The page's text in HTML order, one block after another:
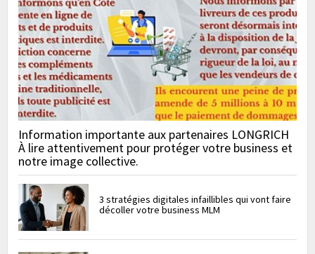
Information importante aux partenaires LONGRICH
À lire attentivement pour protéger votre business et
notre image collective.
3 stratégies digitales infaillibles qui vont faire
décoller votre business MLM